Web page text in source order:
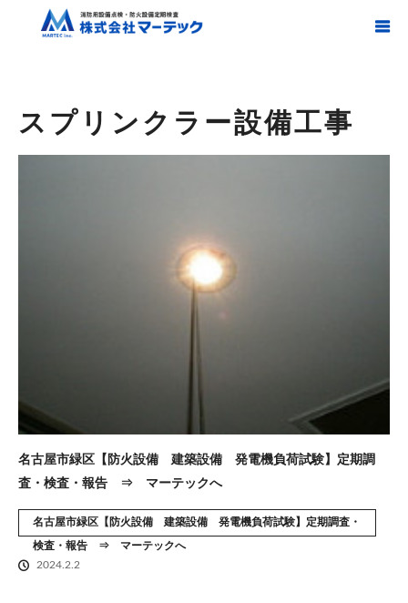
スプリンクラー設備工事
スプリンクラー設備工事
名古屋市緑区【防火設備 建築設備 発電機負荷試験】定期調
査・検査・報告 ⇒ マーテックへ
名古屋市緑区【防火設備 建築設備 発電機負荷試験】定期調査・
検査・報告 ⇒ マーテックへ
2024.2.2